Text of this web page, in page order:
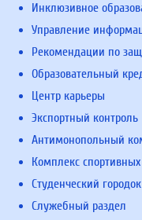
Инклюзивное
Управление
Рекомендации по
Образовательный
Центр карьеры
Экспортный контроль
Антимонопольный
Комплекс
Студенческий городок
Служебный раздел